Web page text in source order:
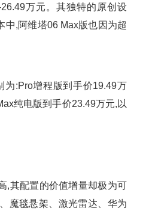
万元。其独特的原创设
中,阿维塔06 Max版也因为超
:Pro增程版到手价19.49万
纯电版到手价23.49万元,以
其配置的价值增量却极为可
魔毯悬架、激光雷达、华为